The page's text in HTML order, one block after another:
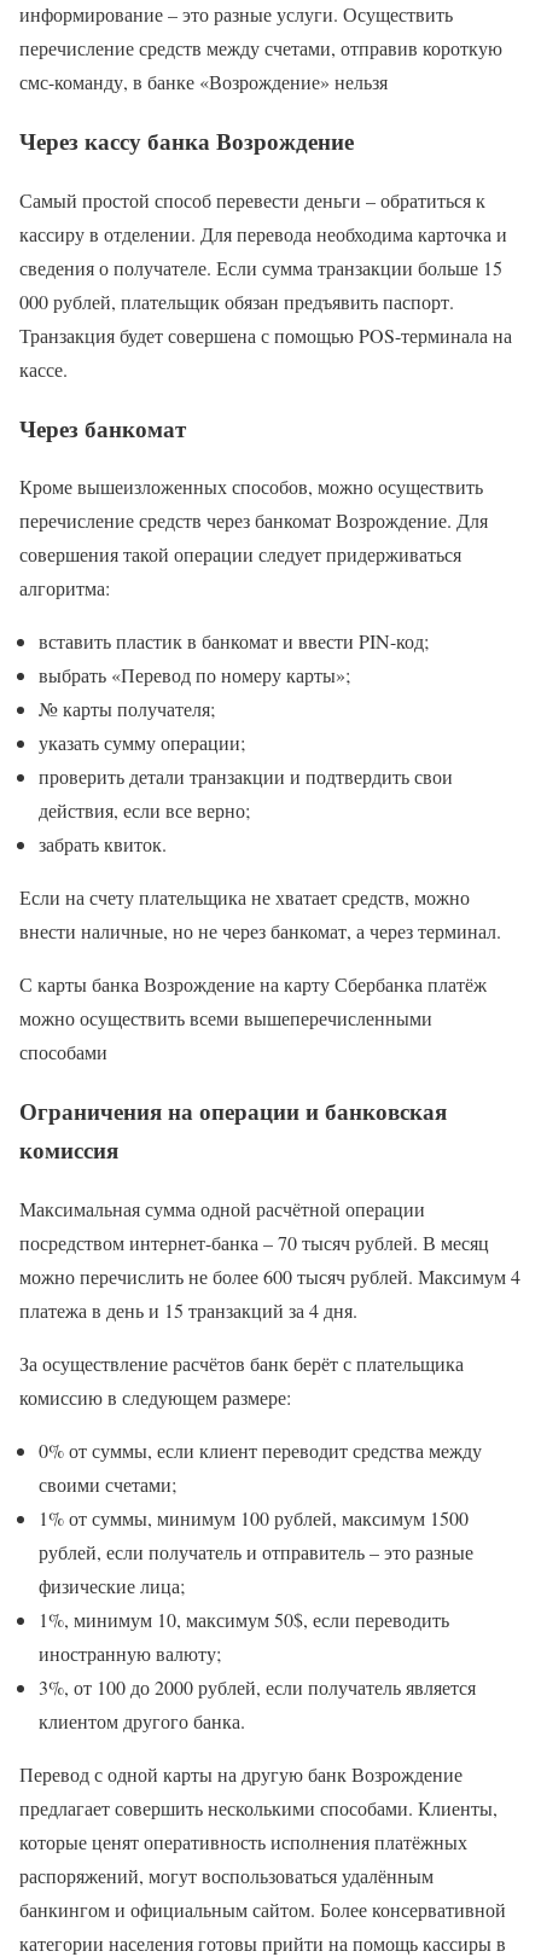
информирование – это разные услуги. Осуществить
перечисление средств между счетами, отправив короткую
смс-команду, в банке «Возрождение» нельзя
Через кассу банка Возрождение
Самый простой способ перевести деньги – обратиться к
кассиру в отделении. Для перевода необходима карточка и
сведения о получателе. Если сумма транзакции больше 15
000 рублей, плательщик обязан предъявить паспорт.
Транзакция будет совершена с помощью POS-терминала на
кассе.
Через банкомат
Кроме вышеизложенных способов, можно осуществить
перечисление средств через банкомат Возрождение. Для
совершения такой операции следует придерживаться
алгоритма:
вставить пластик в банкомат и ввести PIN-код;
выбрать «Перевод по номеру карты»;
№ карты получателя;
указать сумму операции;
проверить детали транзакции и подтвердить свои
действия, если все верно;
забрать квиток.
Если на счету плательщика не хватает средств, можно
внести наличные, но не через банкомат, а через терминал.
С карты банка Возрождение на карту Сбербанка платёж
можно осуществить всеми вышеперечисленными
способами
Ограничения на операции и банковская
комиссия
Максимальная сумма одной расчётной операции
посредством интернет-банка – 70 тысяч рублей. В месяц
можно перечислить не более 600 тысяч рублей. Максимум 4
платежа в день и 15 транзакций за 4 дня.
За осуществление расчётов банк берёт с плательщика
комиссию в следующем размере:
0% от суммы, если клиент переводит средства между
своими счетами;
1% от суммы, минимум 100 рублей, максимум 1500
рублей, если получатель и отправитель – это разные
физические лица;
1%, минимум 10, максимум 50$, если переводить
иностранную валюту;
3%, от 100 до 2000 рублей, если получатель является
клиентом другого банка.
Перевод с одной карты на другую банк Возрождение
предлагает совершить несколькими способами. Клиенты,
которые ценят оперативность исполнения платёжных
распоряжений, могут воспользоваться удалённым
банкингом и официальным сайтом. Более консервативной
категории населения готовы прийти на помощь кассиры в